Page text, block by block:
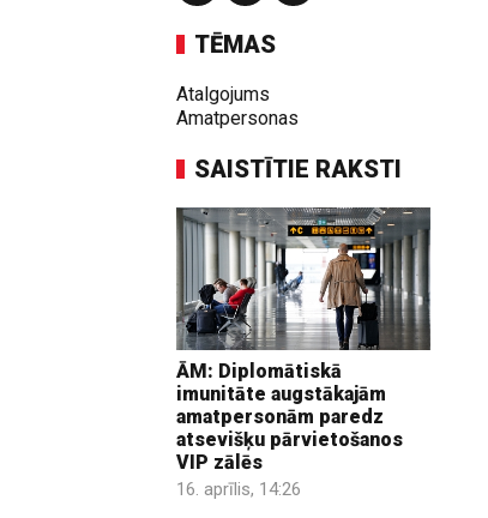
TĒMAS
Atalgojums
Amatpersonas
SAISTĪTIE RAKSTI
ĀM: Diplomātiskā
imunitāte augstākajām
amatpersonām paredz
atsevišķu pārvietošanos
VIP zālēs
16. aprīlis, 14:26